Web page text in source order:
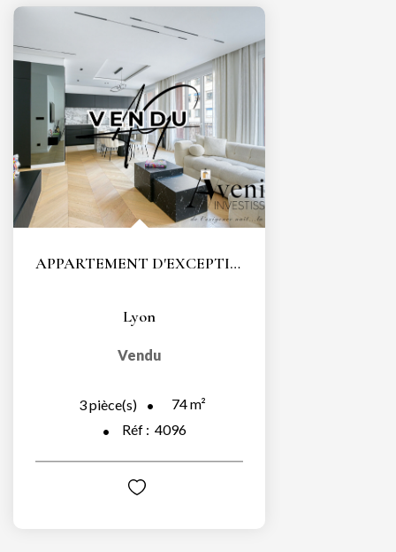
APPARTEMENT D'EXCEPTION - COEUR LYON 6 - TÊTE D'OR - T3...
Lyon
Vendu
3pièce(s) 74m²
Réf : 4096